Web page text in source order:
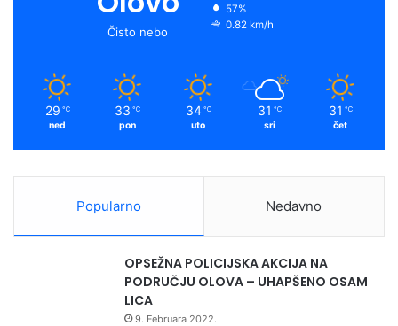
o
r
y
Čisto nebo
57%
0.82 km/h
29 ℃
ned
33 ℃
pon
34 ℃
uto
31 ℃
sri
31 ℃
čet
Popularno Nedavno
OPSEŽNA POLICIJSKA AKCIJA NA
PODRUČJU OLOVA – UHAPŠENO OSAM
LICA
9. Februara 2022.